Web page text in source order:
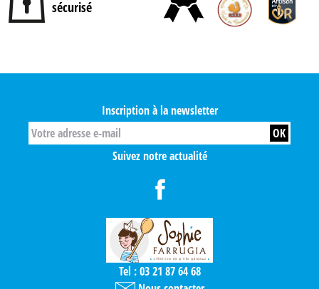
sécurisé
Tel : 03 21 87 64 68
Inscription à la newsletter
Suivez notre actualité